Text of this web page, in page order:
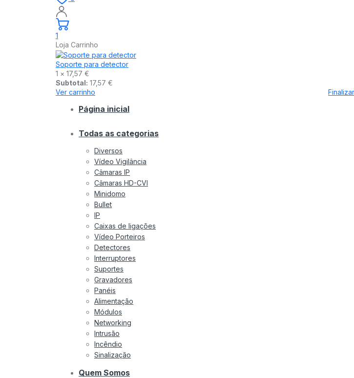
1
Loja Carrinho
Soporte para detector
1 × 17,57 €
Subtotal: 17,57 €
Ver carrinho
Página inicial
Todas as categorias
Diversos
Vídeo Vigilância
Câmaras IP
Câmaras HD-CVI
Minidomo
Bullet
IP
Caixas de ligações
Vídeo Porteiros
Detectores
Interruptores
Suportes
Gravadores
Panéis
Alimentação
Módulos
Networking
Intrusão
Incêndio
Sinalização
Quem Somos